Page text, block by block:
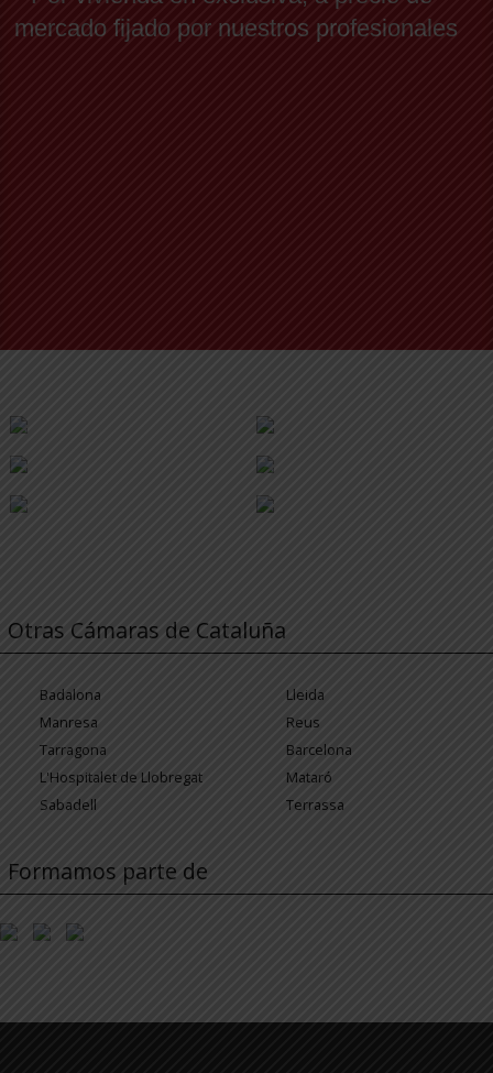
mercado fijado por nuestros profesionales
Otras Cámaras de Cataluña
Badalona
Lleida
Manresa
Reus
Tarragona
Barcelona
L'Hospitalet de Llobregat
Mataró
Sabadell
Terrassa
Formamos parte de